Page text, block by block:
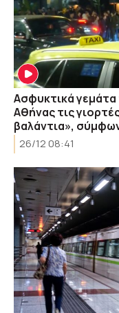
Ασφυκτικά γεμάτα
Αθήνας τις
βαλάντια»,
26/12 08:41